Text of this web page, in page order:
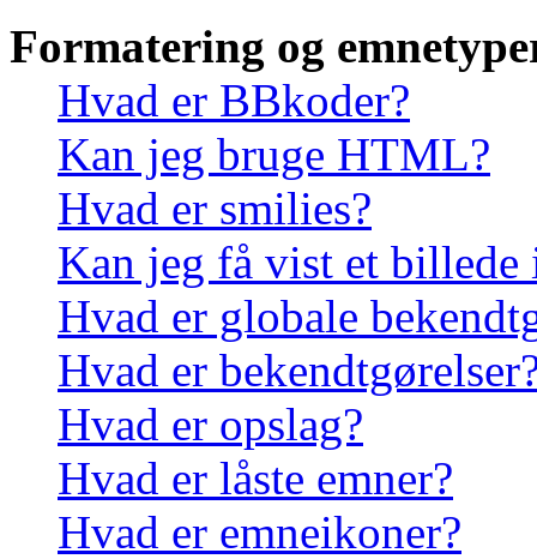
Formatering og
Hvad er BBkoder?
Kan jeg bruge HTML?
Hvad er smilies?
Kan jeg få vist et
Hvad er globale
Hvad er
Hvad er opslag?
Hvad er låste emner?
Hvad er emneikoner?